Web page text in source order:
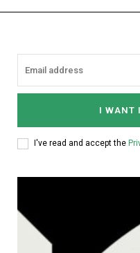
I WANT
I've read and accept the